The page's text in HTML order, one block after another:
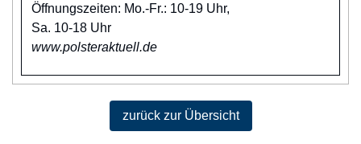
Öffnungszeiten: Mo.-Fr.: 10-19 Uhr,
Sa. 10-18 Uhr
www.polsteraktuell.de
zurück zur Übersicht